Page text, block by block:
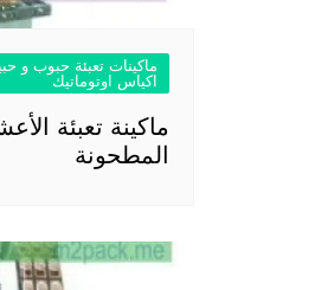
ماكينات تعبئة حبوب و
اكياس اوتوماتيك
ماكينة تعبئة
المطحونة